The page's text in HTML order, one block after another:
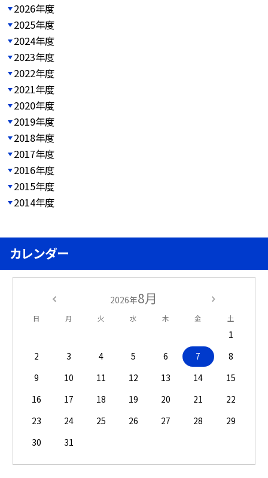
2026年度
2025年度
2024年度
2023年度
2022年度
2021年度
2020年度
2019年度
2018年度
2017年度
2016年度
2015年度
2014年度
カレンダー
2026年8月
日 月 火 水 木 金 土
1
2
3 4 5 6 7
8
9
10 11 12 13 14
15
16
17 18 19 20 21
22
23
24 25 26 27 28
29
30
31